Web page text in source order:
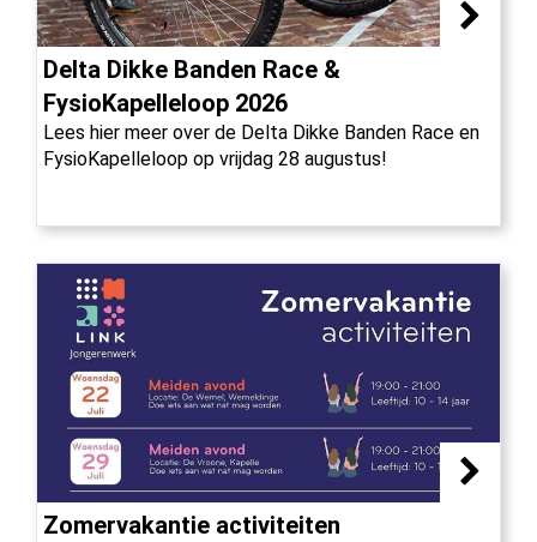
Delta Dikke Banden Race &
FysioKapelleloop 2026
Lees hier meer over de Delta Dikke Banden Race en
FysioKapelleloop op vrijdag 28 augustus!
Zomervakantie activiteiten